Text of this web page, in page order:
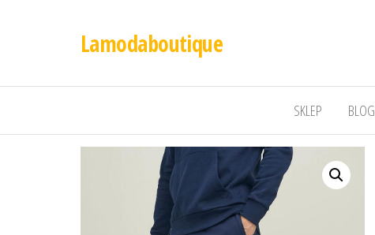
Lamodaboutique
SKLEP BLOG